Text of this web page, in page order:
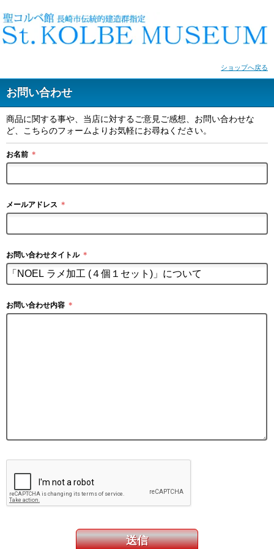
ショップへ戻る
お問い合わせ
商品に関する事や、当店に対するご意見ご感想、お問い合わせな
ど、こちらのフォームよりお気軽にお尋ねください。
お名前 ＊
メールアドレス ＊
お問い合わせタイトル ＊
お問い合わせ内容 ＊